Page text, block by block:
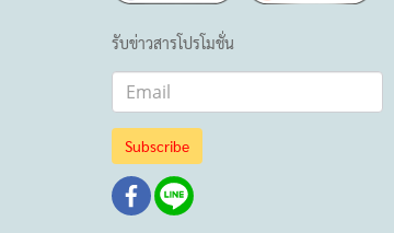
รับข่าวสารโปรโมชั่น
Subscribe